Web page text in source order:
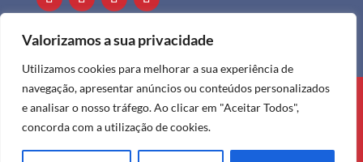
Valorizamos a sua privacidade
Utilizamos cookies para melhorar a sua experiência de
navegação, apresentar anúncios ou conteúdos personalizados
e analisar o nosso tráfego. Ao clicar em "Aceitar Todos",
concorda com a utilização de cookies.
Todos os direitos reservados à APF ©
2024